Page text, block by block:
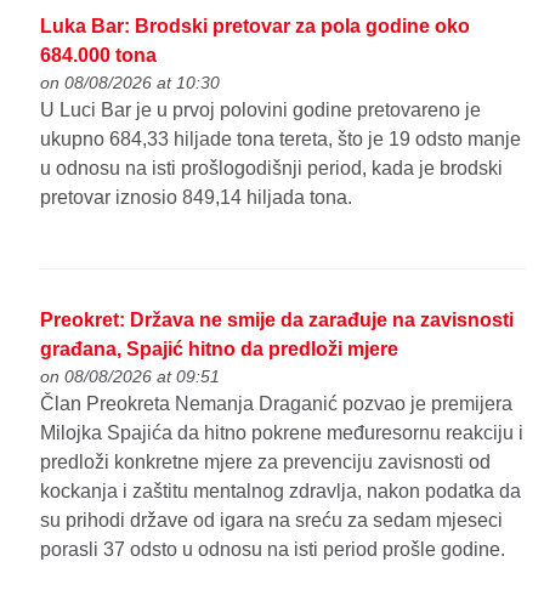
Luka Bar: Brodski pretovar za pola godine oko
684.000 tona
on 08/08/2026 at 10:30
U Luci Bar je u prvoj polovini godine pretovareno je
ukupno 684,33 hiljade tona tereta, što je 19 odsto manje
u odnosu na isti prošlogodišnji period, kada je brodski
pretovar iznosio 849,14 hiljada tona.
Preokret: Država ne smije da zarađuje na zavisnosti
građana, Spajić hitno da predloži mjere
on 08/08/2026 at 09:51
Član Preokreta Nemanja Draganić pozvao je premijera
Milojka Spajića da hitno pokrene međuresornu reakciju i
predloži konkretne mjere za prevenciju zavisnosti od
kockanja i zaštitu mentalnog zdravlja, nakon podatka da
su prihodi države od igara na sreću za sedam mjeseci
porasli 37 odsto u odnosu na isti period prošle godine.